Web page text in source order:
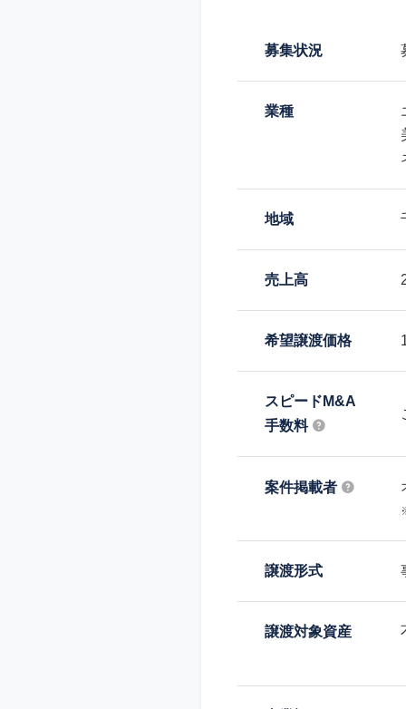
募集状況
業種
地域
売上高
希望譲渡価格
スピードM&A
手数料
案件掲載者
譲渡形式
譲渡対象資産